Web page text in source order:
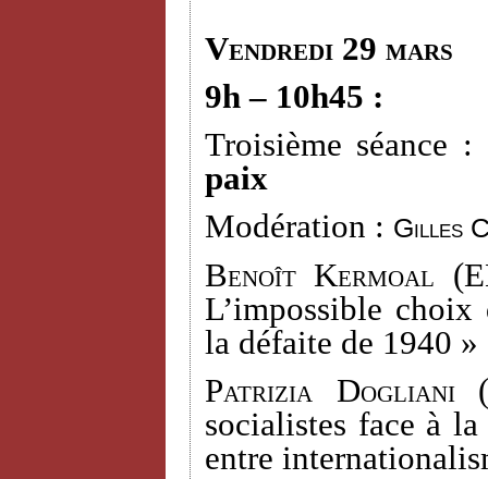
Vendredi 29 mars
9h – 10h45 :
Troisième séance :
paix
Modération : Gilles
Benoît Kermoal
L’impossible
la défaite de 1940 »
Patrizia Dogliani
socialistes face à
entre